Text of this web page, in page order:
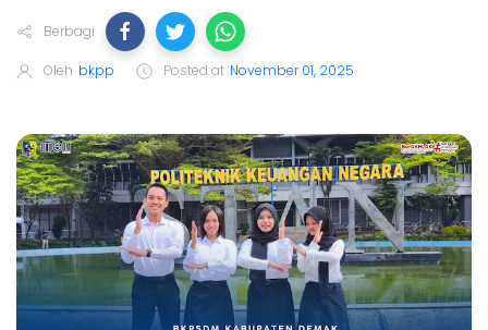
Berbagi
Oleh bkpp Posted at November 01, 2025